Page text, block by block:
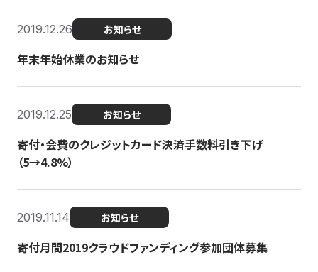
2019.12.26 お知らせ
年末年始休業のお知らせ
2019.12.25 お知らせ
寄付・会費のクレジットカード決済手数料引き下げ
（5→4.8%）
2019.11.14 お知らせ
寄付月間2019クラウドファンディング参加団体募集